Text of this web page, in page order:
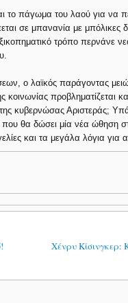
το πάγωμα του λαού για να
σε μπανανία με μπόλικες
τρόπο περνάνε
ο λαϊκός παράγοντας
προβληματίζεται
κυβερνώσας Αριστεράς;
θα δώσει μία νέα ώθηση
και τα μεγάλα λόγια για
Χένρυ Κίσινγκερ: